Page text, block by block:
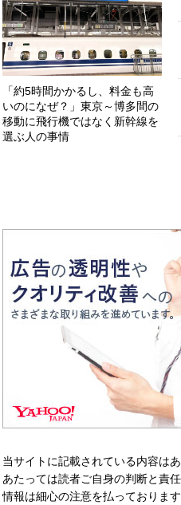
「約5時間かかるし、料金も高
いのになぜ？」東京～博多間の
移動に飛行機ではなく新幹線を
選ぶ人の事情
当サイトに記載されている内容は
あたっては読者ご自身の判断と責
情報は細心の注意を払っておりま